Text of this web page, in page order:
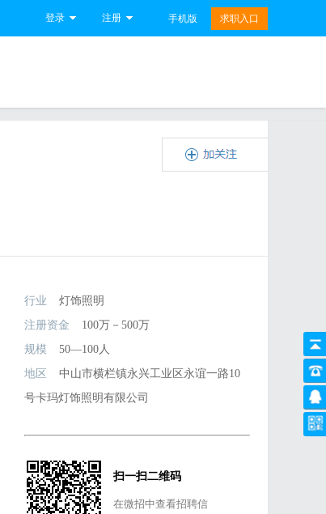
手机版 求职入口
注册
登录
行业
灯饰照明
注册资金
100万－500万
规模
50—100人
地区
中山市横栏镇永兴工业区永谊一路10
号卡玛灯饰照明有限公司
扫一扫二维码
在微招中查看招聘信